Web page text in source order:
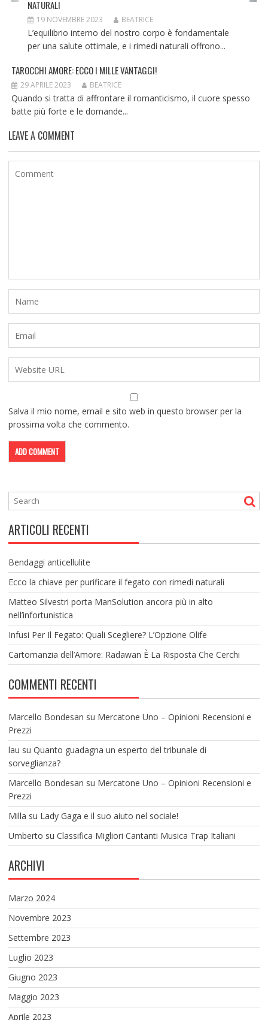
NATURALI
19 NOVEMBRE 2023 BEATRICE
L’equilibrio interno del nostro corpo è fondamentale
per una salute ottimale, e i rimedi naturali offrono...
TAROCCHI AMORE: ECCO I MILLE VANTAGGI!
29 APRILE 2023 BEATRICE
Quando si tratta di affrontare il romanticismo, il cuore spesso
batte più forte e le domande...
LEAVE A COMMENT
Salva il mio nome, email e sito web in questo browser per la
prossima volta che commento.
ARTICOLI RECENTI
Bendaggi anticellulite
Ecco la chiave per purificare il fegato con rimedi naturali
Matteo Silvestri porta ManSolution ancora più in alto
nell’infortunistica
Infusi Per Il Fegato: Quali Scegliere? L’Opzione Olife
Cartomanzia dell’Amore: Radawan È La Risposta Che Cerchi
COMMENTI RECENTI
Marcello Bondesan su Mercatone Uno – Opinioni Recensioni e
Prezzi
lau su Quanto guadagna un esperto del tribunale di
sorveglianza?
Marcello Bondesan su Mercatone Uno – Opinioni Recensioni e
Prezzi
Milla su Lady Gaga e il suo aiuto nel sociale!
Umberto su Classifica Migliori Cantanti Musica Trap Italiani
ARCHIVI
Marzo 2024
Novembre 2023
Settembre 2023
Luglio 2023
Giugno 2023
Maggio 2023
Aprile 2023